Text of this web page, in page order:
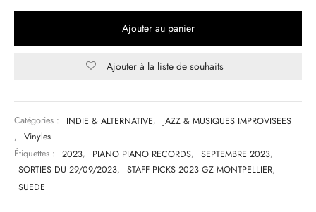
Ajouter au panier
Ajouter à la liste de souhaits
Catégories : INDIE & ALTERNATIVE,
JAZZ & MUSIQUES IMPROVISEES
,
Vinyles
Étiquettes :
2023, PIANO PIANO RECORDS, SEPTEMBRE 2023,
SORTIES DU 29/09/2023, STAFF PICKS 2023 GZ MONTPELLIER,
SUEDE